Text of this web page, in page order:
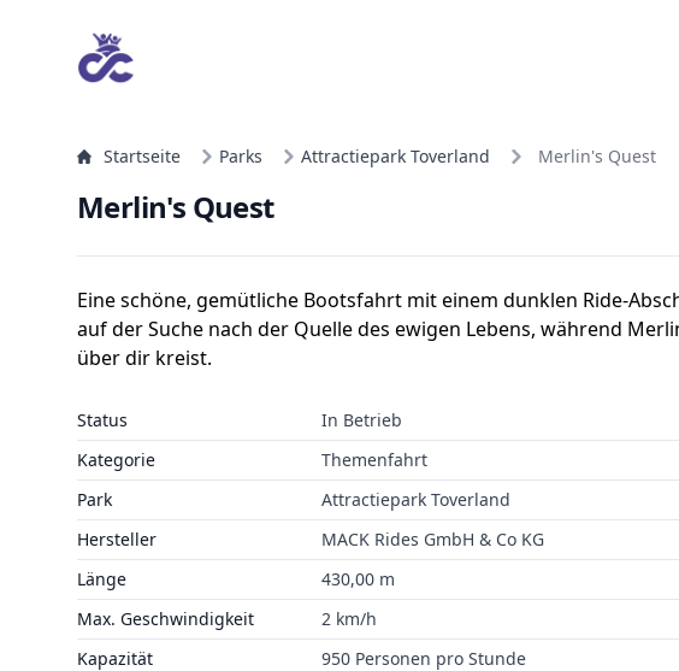
Startseite Parks Attractiepark Toverland Merlin's Quest
Merlin's Quest
Eine schöne, gemütliche Bootsfahrt mit einem dunklen Ride-
auf der Suche nach der Quelle des ewigen Lebens, während
über dir kreist.
Status
In Betrieb
Kategorie
Themenfahrt
Park
Attractiepark Toverland
Hersteller
MACK Rides GmbH & Co KG
Länge
430,00 m
Max. Geschwindigkeit
2 km/h
Kapazität
950 Personen pro Stunde